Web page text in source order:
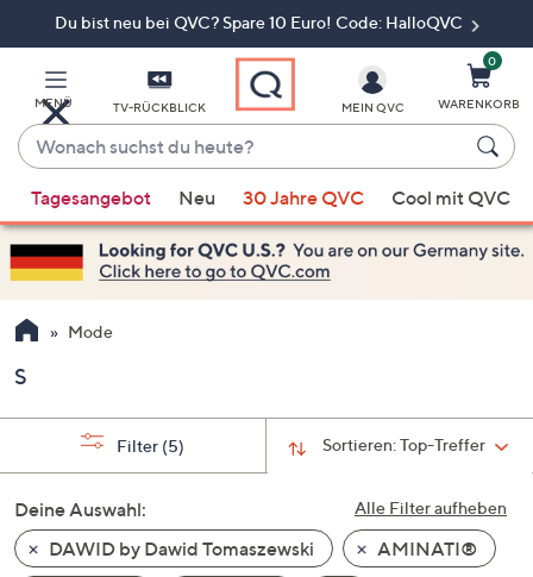
Du bist neu bei QVC? Spare 10 Euro! Code: HalloQVC
MENÜ TV-RÜCKBLICK
Wonach
suchst
du
heute?
Vorschläge
verfügbar
sind,
verwenden
Sie
Pfeiltasten
nach
und
nach
unten
oder
MEIN QVC
0
WARENKORB
Tagesangebot Neu 30 Jahre QVC Cool mit QVC
Mode
S
Sortieren:Top-Treffer
Filter (5)
Alle Filter aufheben
Deine Auswahl:
DAWID by Dawid Tomaszewski
AMINATI®